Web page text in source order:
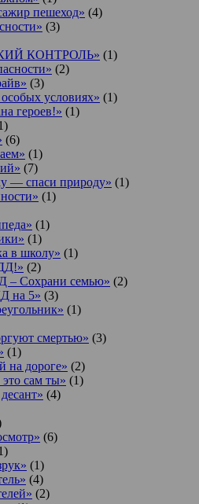
пешеход» (4)
(3)
КОНТРОЛЬ» (1)
(2)
(3)
условиях» (1)
героев!» (1)
(6)
(1)
(7)
— спаси природу» (1)
(1)
(1)
(1)
в школу» (1)
(2)
– Сохрани семью» (2)
на 5» (3)
(1)
смертью» (3)
(1)
на дороге» (2)
сам ты» (1)
(4)
(6)
(1)
(4)
(2)